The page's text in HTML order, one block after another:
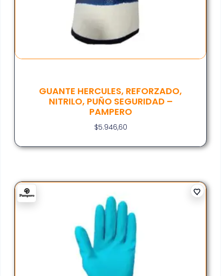
GUANTE HERCULES, REFORZADO,
NITRILO, PUÑO SEGURIDAD –
PAMPERO
$5.946,60